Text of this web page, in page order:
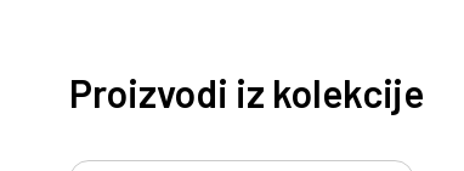
Proizvodi iz kolekcije